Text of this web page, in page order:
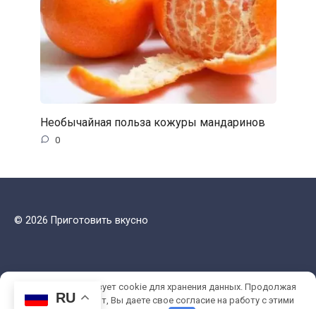
Необычайная польза кожуры мандаринов
0
© 2026 Приготовить вкусно
RU
Этот сайт использует cookie для хранения данных. Продолжая
использовать сайт, Вы даете свое согласие на работу с этими